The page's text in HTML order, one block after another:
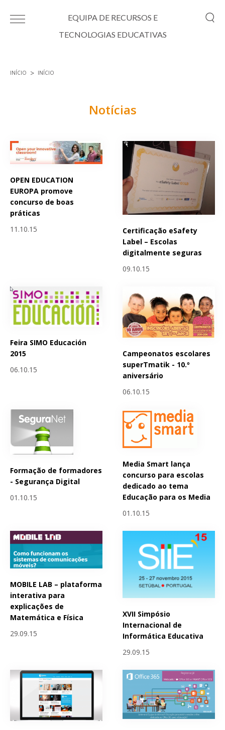
EQUIPA DE RECURSOS E
TECNOLOGIAS EDUCATIVAS
INÍCIO INÍCIO
Notícias
OPEN EDUCATION
EUROPA promove
concurso de boas
práticas
11.10.15
Certificação eSafety
Label – Escolas
digitalmente seguras
09.10.15
Feira SIMO Educación
2015
06.10.15
Campeonatos escolares
superTmatik - 10.º
aniversário
06.10.15
Formação de formadores
- Segurança Digital
01.10.15
Media Smart lança
concurso para escolas
dedicado ao tema
Educação para os Media
01.10.15
MOBILE LAB – plataforma
interativa para
explicações de
Matemática e Física
29.09.15
XVII Simpósio
Internacional de
Informática Educativa
29.09.15
Páginas